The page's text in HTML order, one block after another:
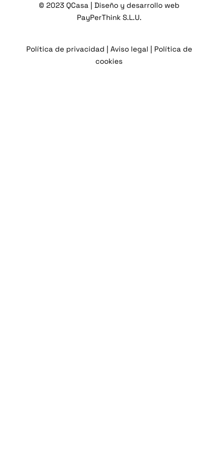
© 2023 QCasa
| Diseño y desarrollo web
PayPerThink S.L.U.
Política de privacidad | Aviso legal | Política de
cookies